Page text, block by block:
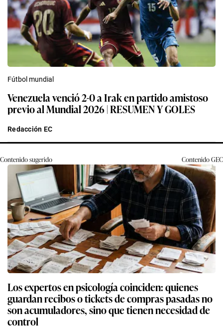
Fútbol mundial
Venezuela venció 2-0 a Irak en partido amistoso
previo al Mundial 2026 | RESUMEN Y GOLES
Redacción EC
Contenido sugerido ContenidoGEC
Los expertos en psicología coinciden: quienes
guardan recibos o tickets de compras pasadas no
son acumuladores, sino que tienen necesidad de
control